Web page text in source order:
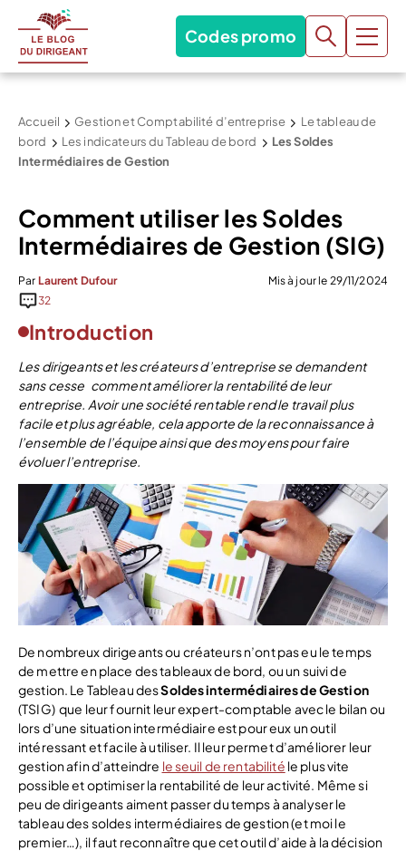
Codes promo
Accueil Gestion et Comptabilité d’entreprise
Le tableau de
bord
Les indicateurs du Tableau de bord
Les Soldes
Intermédiaires de Gestion
Comment utiliser les Soldes
Intermédiaires de Gestion (SIG)
Par Laurent Dufour
Mis à jour le 29/11/2024
32
Introduction
Les dirigeants et les créateurs d’entreprise se demandent
sans cesse comment améliorer la rentabilité de leur
entreprise. Avoir une société rentable rend le travail plus
facile et plus agréable, cela apporte de la reconnaissance à
l’ensemble de l’équipe ainsi que des moyens pour faire
évoluer l’entreprise.
De nombreux dirigeants ou créateurs n’ont pas eu le temps
de mettre en place des tableaux de bord, ou un suivi de
gestion. Le Tableau desSoldes intermédiaires de Gestion
(TSIG) que leur fournit leur expert-comptable avec le bilan ou
lors d’une situation intermédiaire est pour eux un outil
intéressant et facile à utiliser. Il leur permet d’améliorer leur
gestion afin d’atteindre le seuil de rentabilité le plus vite
possible et optimiser la rentabilité de leur activité. Même si
peu de dirigeants aiment passer du temps à analyser le
tableau des soldes intermédiaires de gestion (et moi le
premier…), il faut reconnaître que cet outil d’aide à la décision